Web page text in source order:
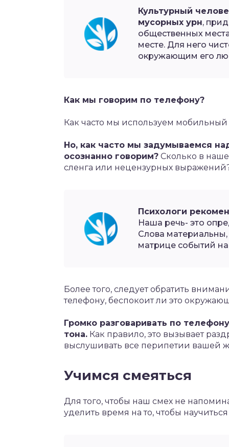
Культурный
мусорных урн,
общественных
месте. Для него
окружающим его
Как мы говорим по телефону?
Как часто мы используем мобильный
Но, как часто мы задумываемся
осознанно говорим? Сколько в
сленга или нецензурных
Психологи
Наша речь- это
Слова
матрице событий
Более того, следует обратить
телефону, беспокоит ли это
Громко разговаривать по
тона. Как правило, это вызывает
выслушивать все перипетии вашей
Учимся смеяться
Для того, чтобы наш смех не
уделить время на то, чтобы